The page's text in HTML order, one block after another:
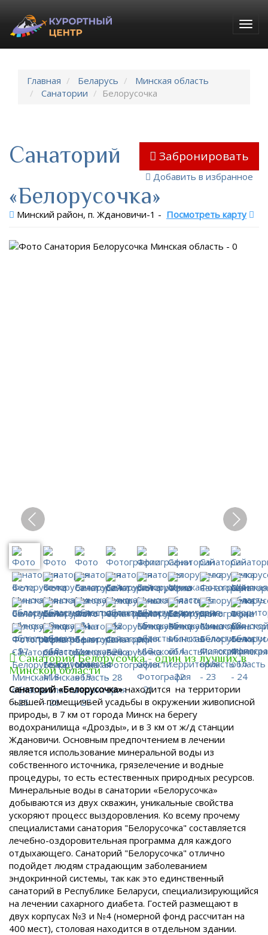
Главная Беларусь
Минская область
Санатории
Белорусочка
Забронировать
Добавить в избранное
Санаторий
«Белорусочка»
Минский район, п. Ждановичи-1 - Посмотреть карту
Санаторий Белорусочка - один из лучших в
Минской области
Санаторий «Белорусочка»находится на территории
бывшей помещичьей усадьбы в окружении живописной
природы, в 7 км от города Минск на берегу
водохранилища «Дрозды», и в 3 км от ж/д станции
Ждановичи. Основным предпочтением в лечении
является использование минеральной воды из
собственного источника, грязелечение и водные
процедуры, то есть естественных природных ресурсов.
Минеральные воды в санатории «Белорусочка»
добываются из двух скважин, уникальные свойства
ускоряют процесс выздоровления. Ко всему прочему
специалистами санатория "Белорусочка" составляется
лечебно-оздоровительная программа для каждого
отдыхающего. Санаторий "Белорусочка" отлично
подойдет людям страдающим заболеванием
эндокринной системы, так как это единственный
санаторий в Республике Беларуси, специализирующийся
на лечении сахарного диабета. Гостей размещают в
двух корпусах №3 и №4 (номерной фонд рассчитан на
400 мест), столовая находится в отдельном здании.